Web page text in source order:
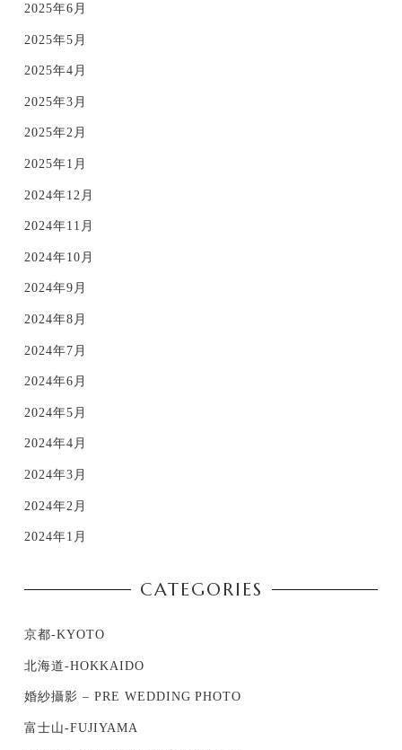
2025年6月
2025年5月
2025年4月
2025年3月
2025年2月
2025年1月
2024年12月
2024年11月
2024年10月
2024年9月
2024年8月
2024年7月
2024年6月
2024年5月
2024年4月
2024年3月
2024年2月
2024年1月
CATEGORIES
京都-KYOTO
北海道-HOKKAIDO
婚紗攝影 – PRE WEDDING PHOTO
富士山-FUJIYAMA